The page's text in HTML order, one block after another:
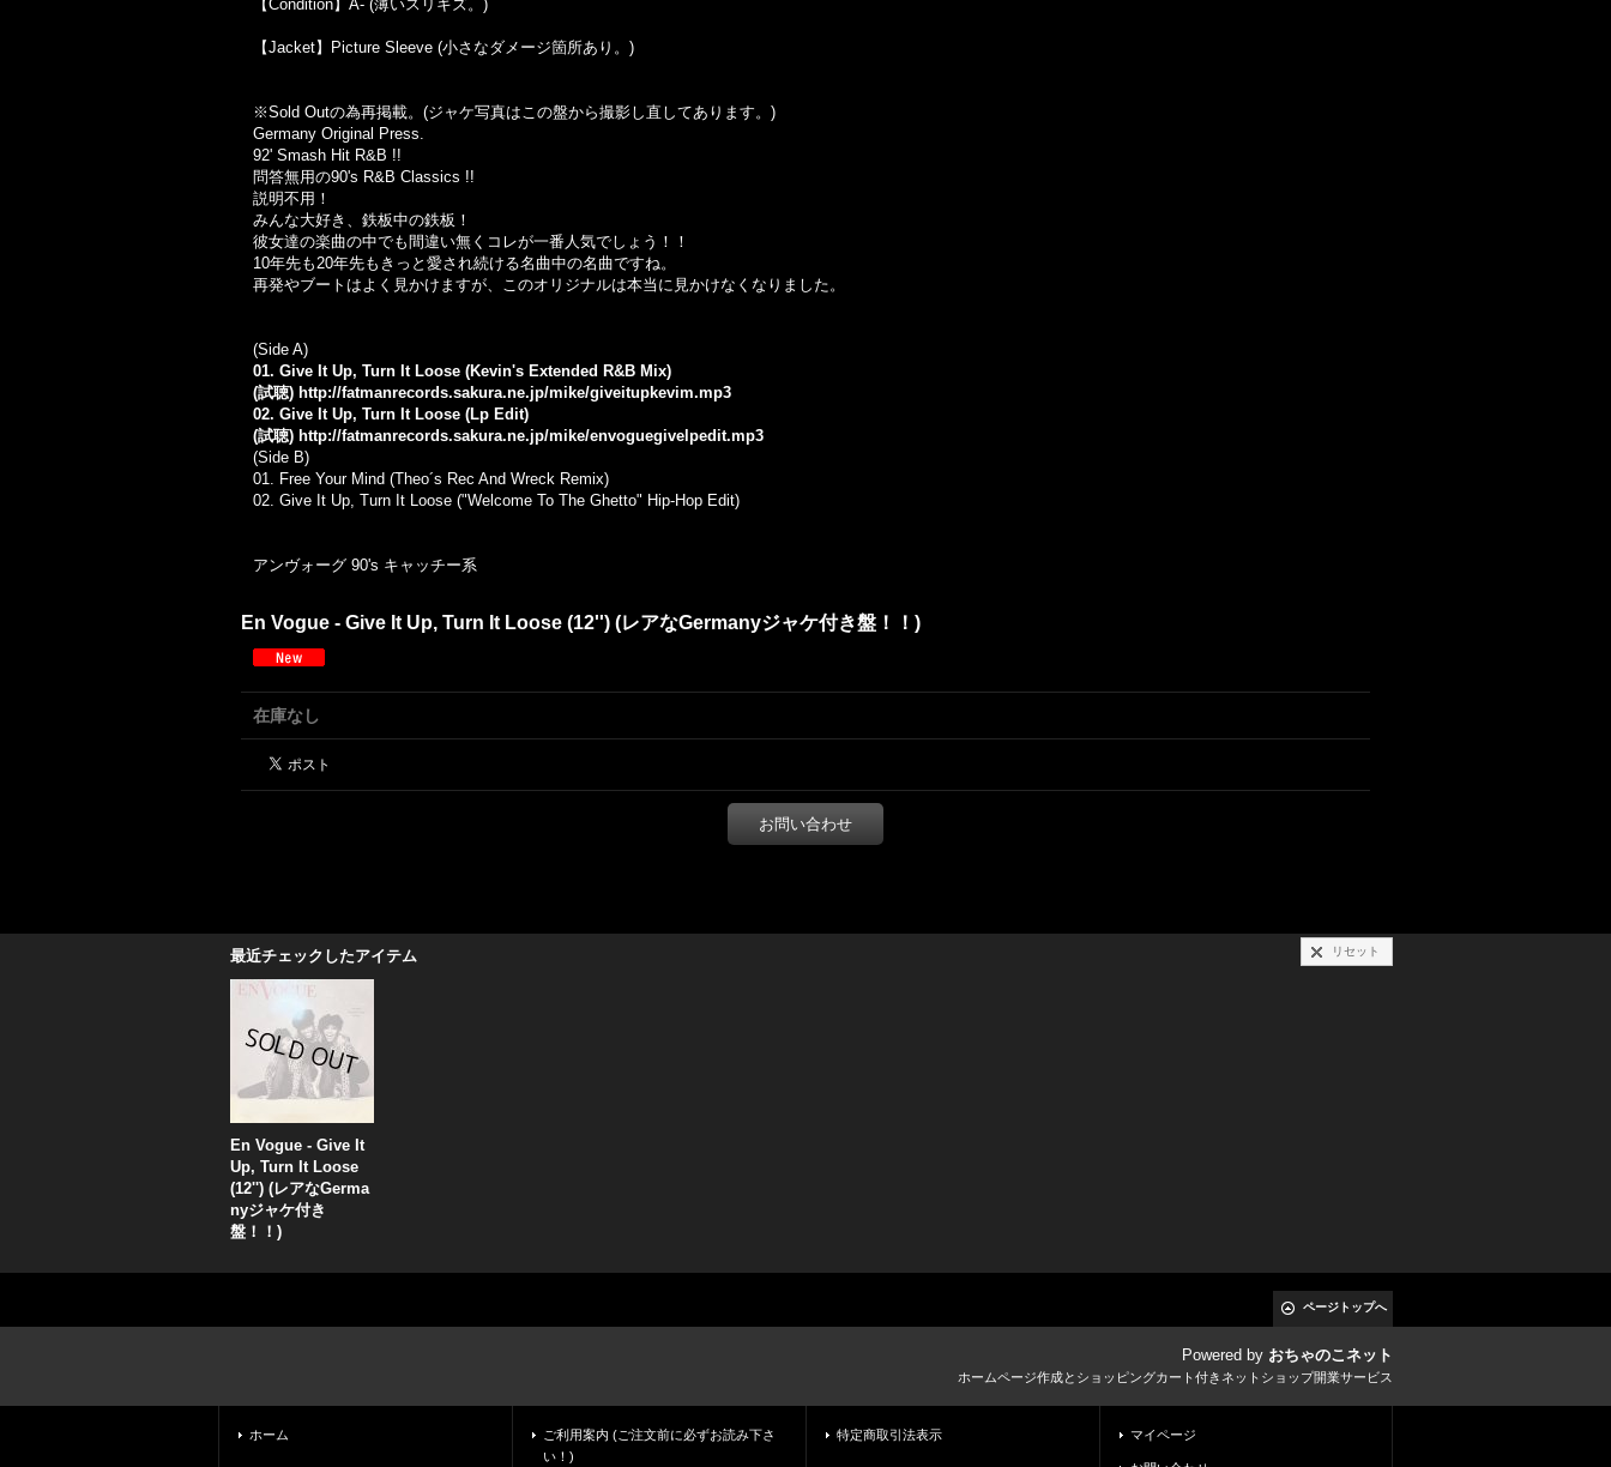
【Condition】A- (薄いスリキズ。)
【Jacket】Picture Sleeve (小さなダメージ箇所あり。)
※Sold Outの為再掲載。 (ジャケ写真はこの盤から撮影し直してあります。 )
Germany Original Press.
92' Smash Hit R&B !!
問答無用の90's R&B Classics !!
説明不用！
みんな大好き、鉄板中の鉄板！
彼女達の楽曲の中でも間違い無くコレが一番人気でしょう！！
10年先も20年先もきっと愛され続ける名曲中の名曲ですね。
再発やブートはよく見かけますが、このオリジナルは本当に見かけなくなりました。
(Side A)
01. Give It Up, Turn It Loose (Kevin's Extended R&B Mix)
(試聴) http://fatmanrecords.sakura.ne.jp/mike/giveitupkevim.mp3
02. Give It Up, Turn It Loose (Lp Edit)
(試聴) http://fatmanrecords.sakura.ne.jp/mike/envoguegivelpedit.mp3
(Side B)
01. Free Your Mind (Theo´s Rec And Wreck Remix)
02. Give It Up, Turn It Loose ("Welcome To The Ghetto" Hip-Hop Edit)
アンヴォーグ 90's キャッチー系
En Vogue - Give It Up, Turn It Loose (12'') (レアなGermanyジャケ付き盤！！)
在庫なし
お問い合わせ
最近チェックしたアイテム リセット
En Vogue - Give It
Up, Turn It Loose
(12'') (レアなGerma
nyジャケ付き
盤！！)
ページトップへ
Powered by おちゃのこネット
ホームページ作成とショッピングカート付きネットショップ開業サービス
ホーム
ご利用案内 (ご注文前に必ずお読み下さ
い！)
特定商取引法表示 マイページ